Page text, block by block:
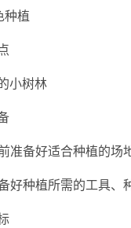
种植
小树林
准备好适合种植的场
好种植所需的工具、